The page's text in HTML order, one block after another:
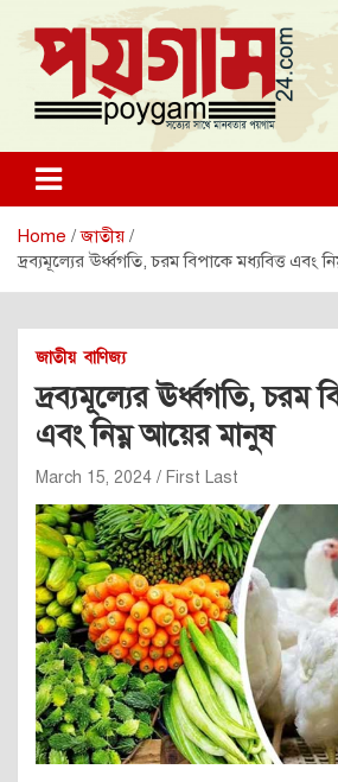
content
poygam24.com
poygam24.com
Home
জাতীয়
দ্রব্যমূল্যের ঊর্ধ্বগতি, চরম বিপাকে মধ্যবিত্ত এবং
জাতীয় বাণিজ্য
দ্রব্যমূল্যের ঊর্ধ্বগতি, চরম
এবং নিম্ন আয়ের মানুষ
March 15, 2024 First Last